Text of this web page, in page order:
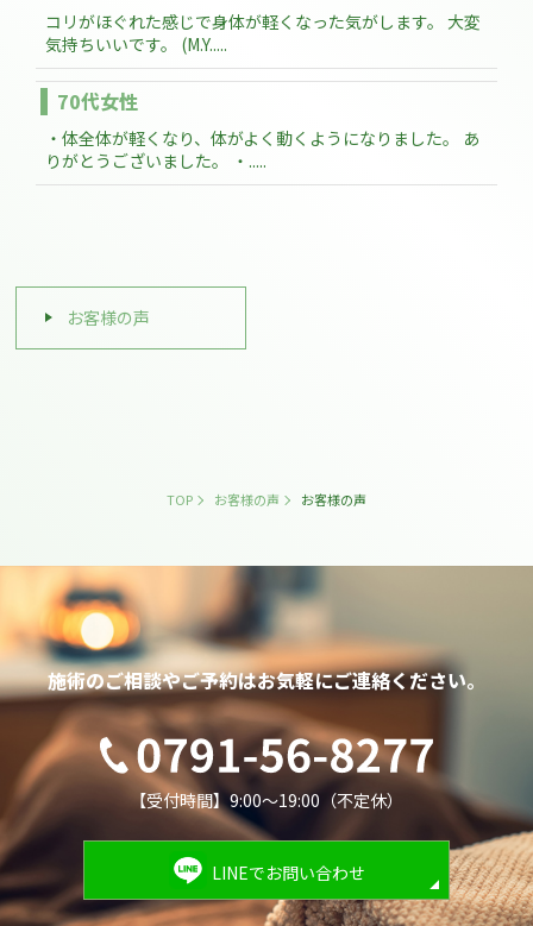
コリがほぐれた感じで身体が軽くなった気がします。 大変
気持ちいいです。 (M.Y.....
70代女性
・体全体が軽くなり、体がよく動くようになりました。 あ
りがとうございました。 ・.....
お客様の声
TOP お客様の声 お客様の声
施術のご相談やご予約はお気軽にご連絡ください。
【受付時間】9:00～19:00（不定休）
LINEでお問い合わせ